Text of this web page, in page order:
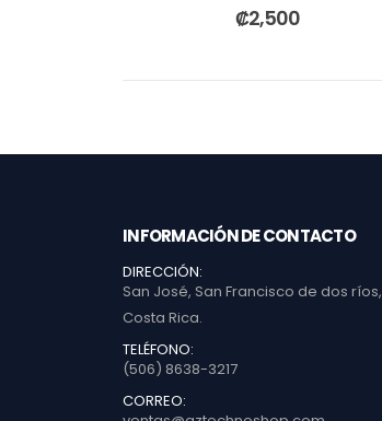
0out of 5
₡2,500
INFORMACIÓN DE CONTACTO
DIRECCIÓN:
San José, San Francisco de dos ríos,
Costa Rica.
TELÉFONO:
(506) 8638-3217
CORREO: